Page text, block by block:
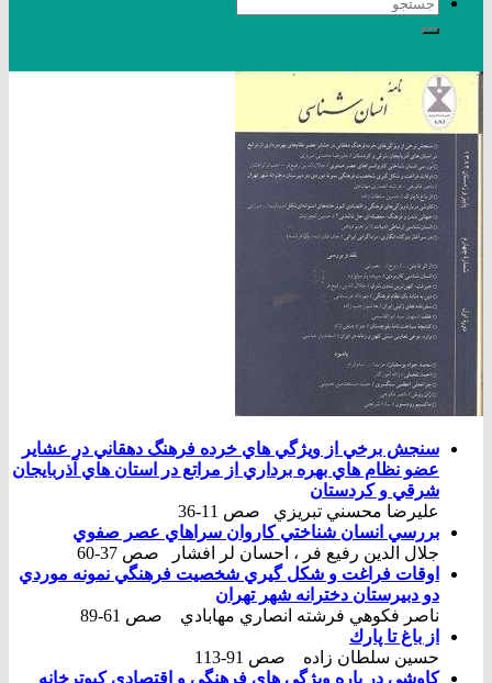
سنجش برخي از ويژگي هاي خرده فرهنگ دهقاني در عشاير
عضو نظام هاي بهره برداري از مراتع در استان هاي آذربايجان
شرقي و كردستان
عليرضا محسني تبريزي صص 11-36
بررسي انسان شناختي كاروان سراهاي عصر صفوي
جلال الدين رفيع فر ، احسان لر افشار صص 37-60
اوقات فراغت و شكل گيري شخصيت فرهنگي نمونه موردي
دو دبيرستان دخترانه شهر تهران
ناصر فكوهي فرشته انصاري مهابادي صص 61-89
از باغ تا پارك
حسين سلطان زاده صص 91-113
كاوشي در باره ويژگي هاي فرهنگي و اقتصادي كبوترخانه